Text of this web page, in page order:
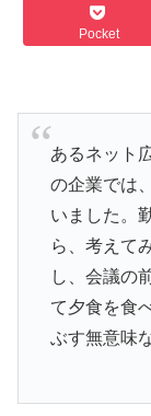
Pocket
あるネット
の企業では
いました。
ら、考えて
し、会議の
て夕食を食
ぶす無意味